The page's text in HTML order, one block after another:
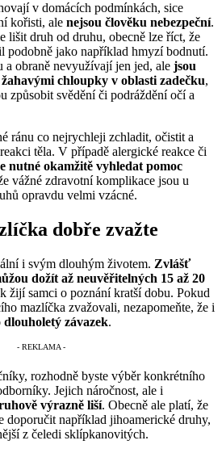
v domácích podmínkách, sice
kořisti, ale nejsou člověku nebezpeční.
lišit druh od druhu, obecně lze říct, že
podobně jako například hmyzí bodnutí.
a obraně nevyužívají jen jed, ale jsou
chloupky v oblasti zadečku,
způsobit svědění či podráždění očí a
ránu co nejrychleji zchladit, očistit a
těla. V případě alergické reakce či
nutné okamžitě vyhledat pomoc
vážné zdravotní komplikace jsou u
opravdu velmi vzácné.
dobře zvažte
i svým dlouhým životem. Zvlášť
dožít až neuvěřitelných 15 až 20
žijí samci o poznání kratší dobu. Pokud
mazlíčka zvažovali, nezapomeňte, že i
dlouholetý závazek.
rozhodně byste výběr konkrétního
Jejich náročnost, ale i
výrazně liší. Obecně ale platí, že
doporučit například jihoamerické druhy,
z čeledi sklípkanovitých.